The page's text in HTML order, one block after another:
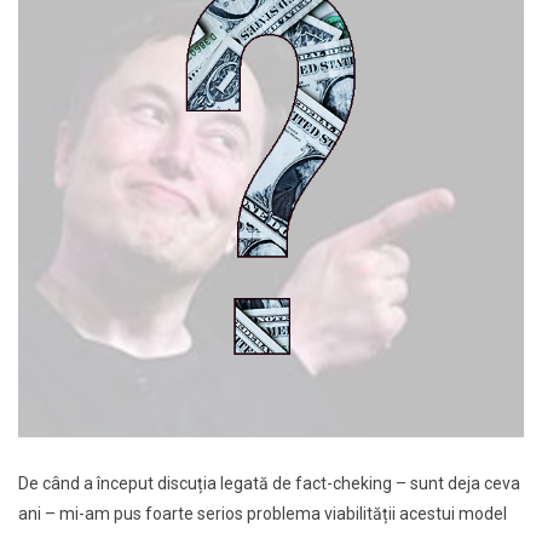
De când a început discuția legată de fact-cheking – sunt deja ceva
ani – mi-am pus foarte serios problema viabilității acestui model